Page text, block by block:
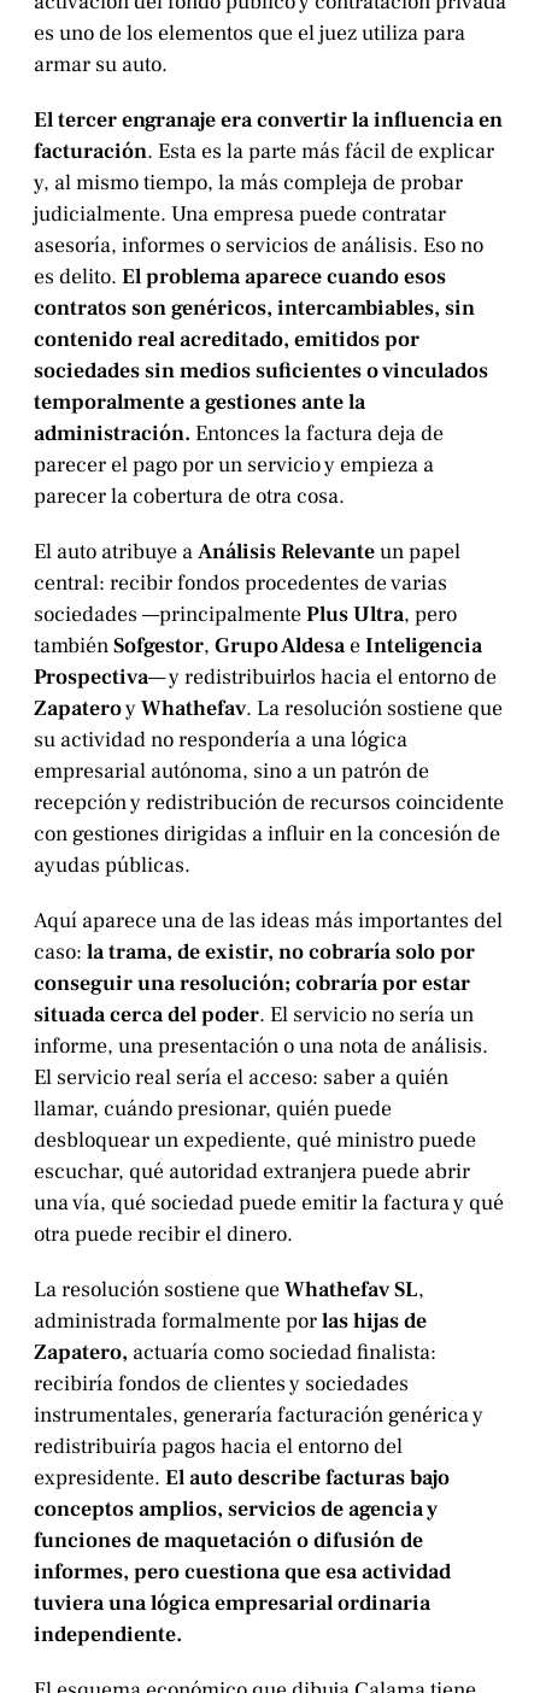
es uno de los elementos que el juez utiliza para
armar su auto.
El tercer engranaje era convertir la influencia en
facturación. Esta es la parte más fácil de explicar
y, al mismo tiempo, la más compleja de probar
judicialmente. Una empresa puede contratar
asesoría, informes o servicios de análisis. Eso no
es delito. El problema aparece cuando esos
contratos son genéricos, intercambiables, sin
contenido real acreditado, emitidos por
sociedades sin medios suficientes o vinculados
temporalmente a gestiones ante la
administración. Entonces la factura deja de
parecer el pago por un servicio y empieza a
parecer la cobertura de otra cosa.
El auto atribuye aAnálisis Relevanteun papel
central: recibir fondos procedentes de varias
sociedades —principalmentePlus Ultra, pero
tambiénSofgestor, Grupo Aldesa eInteligencia
Prospectiva— y redistribuirlos hacia el entorno de
ZapateroyWhathefav. La resolución sostiene que
su actividad no respondería a una lógica
empresarial autónoma, sino a un patrón de
recepción y redistribución de recursos coincidente
con gestiones dirigidas a influir en la concesión de
ayudas públicas.
Aquí aparece una de las ideas más importantes del
caso: la trama, de existir, no cobraría solo por
conseguir una resolución; cobraría por estar
situada cerca del poder. El servicio no sería un
informe, una presentación o una nota de análisis.
El servicio real sería el acceso: saber a quién
llamar, cuándo presionar, quién puede
desbloquear un expediente, qué ministro puede
escuchar, qué autoridad extranjera puede abrir
una vía, qué sociedad puede emitir la factura y qué
otra puede recibir el dinero.
La resolución sostiene queWhathefav SL,
administrada formalmente porlas hijas de
Zapatero, actuaría como sociedad finalista:
recibiría fondos de clientes y sociedades
instrumentales, generaría facturación genérica y
redistribuiría pagos hacia el entorno del
expresidente. El auto describe facturas bajo
conceptos amplios, servicios de agencia y
funciones de maquetación o difusión de
informes, pero cuestiona que esa actividad
tuviera una lógica empresarial ordinaria
independiente.